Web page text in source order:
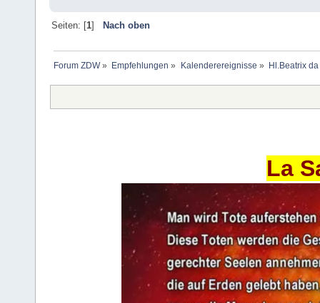
Seiten: [1] Nach oben
Forum ZDW» Empfehlungen » Kalenderereignisse » Hl.Beatrix
La